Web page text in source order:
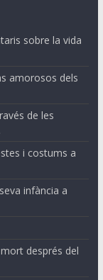
sobre la vida
amorosos dels
de les
i costums a
infància a
després del